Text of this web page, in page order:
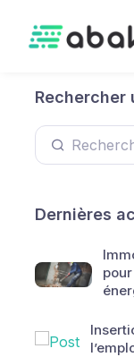
Rechercher
Dernières